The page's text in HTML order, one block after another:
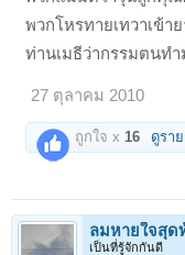
พวกโหรทายเทวาเข้าย
ท่านเมธีว่ากรรมตนทำ
27 ตุลาคม 2010
ถูกใจ x 16 ดูรา
ลมหายใจสุด
เป็นที่รู้จักกันดี